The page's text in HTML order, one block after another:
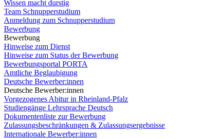
Wissen macht durstig
Team Schnupperstudium
Anmeldung zum Schnupperstudium
Bewerbung
Bewerbung
Hinweise zum Dienst
Hinweise zum Status der Bewerbung
Bewerbungsportal PORTA
Amtliche Beglaubigung
Deutsche Bewerber:innen
Deutsche Bewerber:innen
Vorgezogenes Abitur in Rheinland-Pfalz
Studiengänge Lehrsprache Deutsch
Dokumentenliste zur Bewerbung
Zulassungsbeschränkungen & Zulassungsergebnisse
Internationale Bewerber:innen